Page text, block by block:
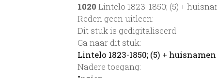
1020 Lintelo 1823-1850; (5) +
Reden geen uitleen:
Dit stuk is gedigitaliseerd
Ga naar dit stuk:
Lintelo 1823-1850; (5) + huisnamen
Nadere toegang: